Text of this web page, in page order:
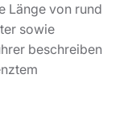
Länge von rund
sowie
beschreiben